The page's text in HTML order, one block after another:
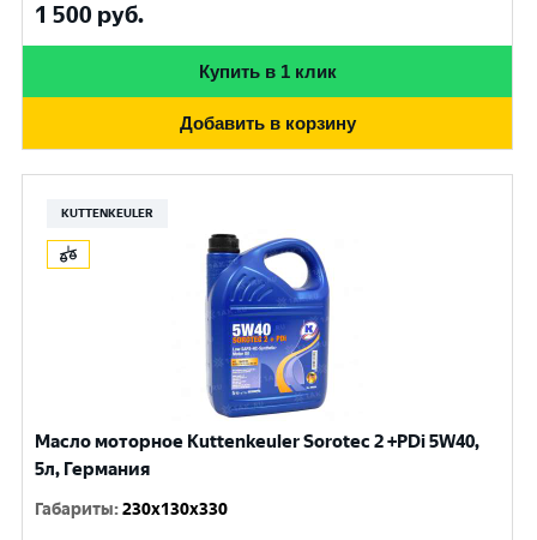
1 500 руб.
Купить в 1 клик
Добавить в корзину
KUTTENKEULER
Масло моторное Kuttenkeuler Sorotec 2 +PDi 5W40,
5л, Германия
Габариты:230x130x330